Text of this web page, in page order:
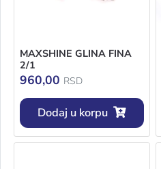
MAXSHINE GLINA FINA
2/1
960,00 RSD
Dodaj u korpu